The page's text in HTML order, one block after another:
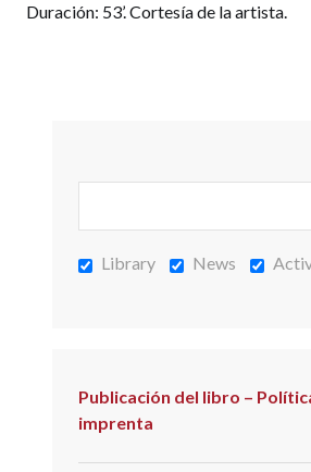
Duración: 53’. Cortesía de la artista.
Library News
Publicación del libro –
imprenta